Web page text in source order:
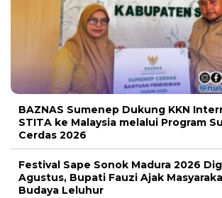
BAZNAS Sumenep Dukung KKN
STITA ke Malaysia melalui Program
Cerdas 2026
Festival Sape Sonok Madura 2026
Agustus, Bupati Fauzi Ajak
Budaya Leluhur